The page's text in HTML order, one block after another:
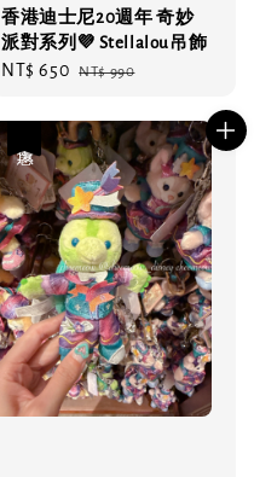
香港迪士尼20週年 奇妙
派對系列💜 Stellalou吊飾
Sale
NT$ 650 Regular
NT$ 990